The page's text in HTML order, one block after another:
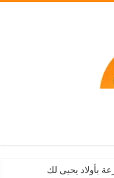
بأولاد يحيى لكراير